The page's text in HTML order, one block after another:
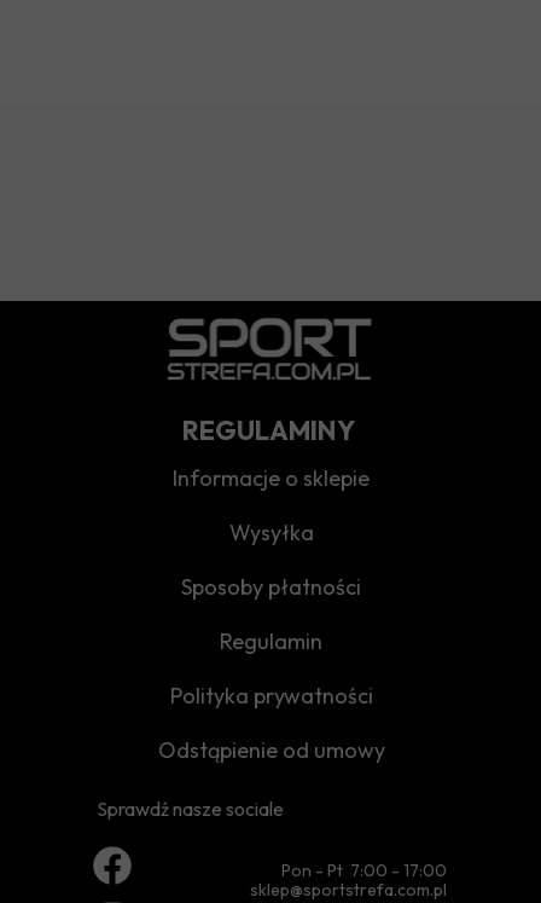
Pon - Pt 7:00 - 17:00
sklep@sportstrefa.com.pl
Sprawdź nasze sociale
REGULAMINY
Odstąpienie od umowy
Polityka prywatności
Regulamin
Sposoby płatności
Wysyłka
Informacje o sklepie